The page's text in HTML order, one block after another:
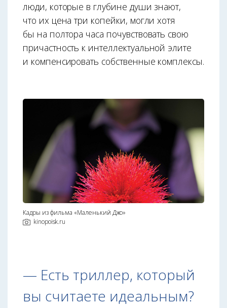
люди, которые в глубине души знают,
что их цена три копейки, могли хотя
бы на полтора часа почувствовать свою
причастность к интеллектуальной элите
и компенсировать собственные комплексы.
Кадры из фильма «Маленький Джо»
kinopoisk.ru
— Есть триллер, который
вы считаете идеальным?